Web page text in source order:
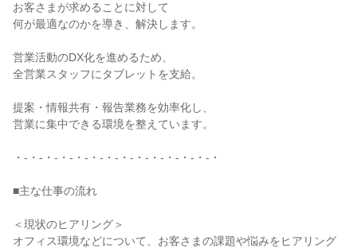
お客さまが求めることに対して
何が最適なのかを導き、解決します。
営業活動のDX化を進めるため、
全営業スタッフにタブレットを支給。
提案・情報共有・報告業務を効率化し、
営業に集中できる環境を整えています。
・-・-・-・-・-・-・-・-・-・-・-・-・-・
■主な仕事の流れ
＜現状のヒアリング＞
オフィス環境などについて、お客さまの課題や悩みをヒアリング